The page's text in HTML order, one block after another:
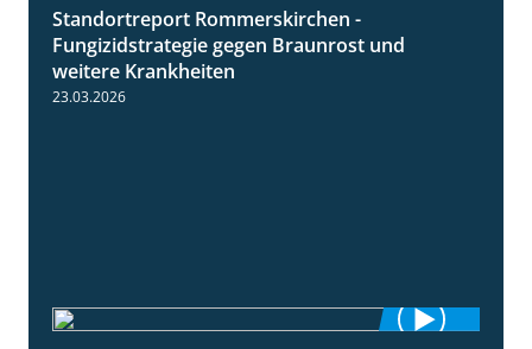
Standortreport Rommerskirchen -
Fungizidstrategie gegen Braunrost und
weitere Krankheiten
23.03.2026